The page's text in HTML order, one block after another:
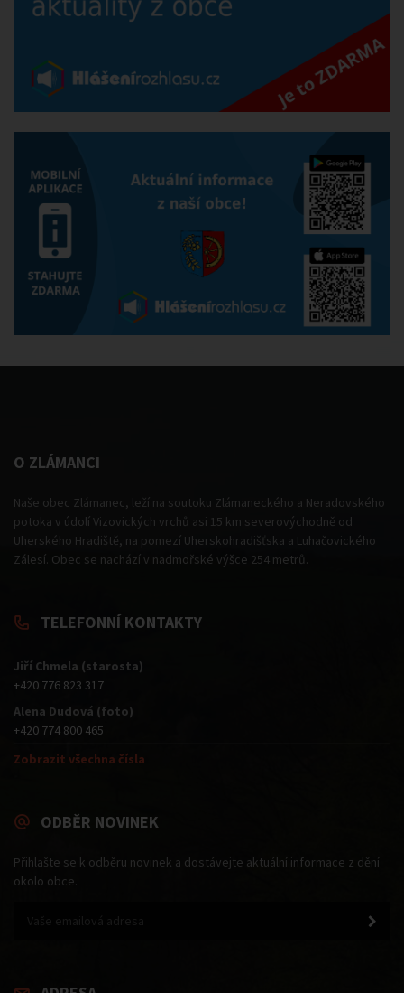
O ZLÁMANCI
Naše obec Zlámanec, leží na soutoku Zlámaneckého a Neradovského
potoka v údolí Vizovických vrchů asi 15 km severovýchodně od
Uherského Hradiště, na pomezí Uherskohradišťska a Luhačovického
Zálesí. Obec se nachází v nadmořské výšce 254 metrů.
TELEFONNÍ KONTAKTY
Jiří Chmela (starosta)
+420 776 823 317
Alena Dudová (foto)
+420 774 800 465
Zobrazit všechna čísla
ODBĚR NOVINEK
Přihlašte se k odběru novinek a dostávejte aktuální informace z dění
okolo obce.